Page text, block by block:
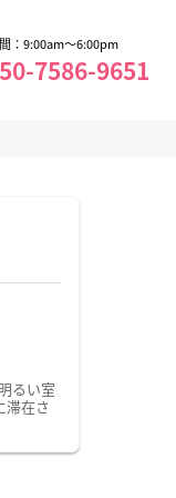
：9:00am～6:00pm
7586-9651
るい室
滞在さ